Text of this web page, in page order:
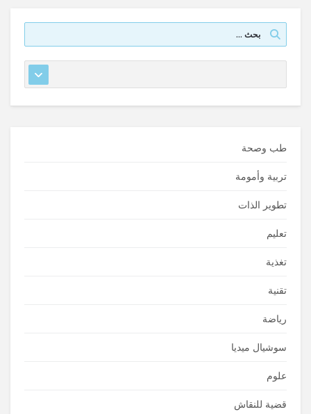
طب وصحة
تربية وأمومة
تطوير الذات
تعليم
تغذية
تقنية
رياضة
سوشيال ميديا
علوم
قضية للنقاش